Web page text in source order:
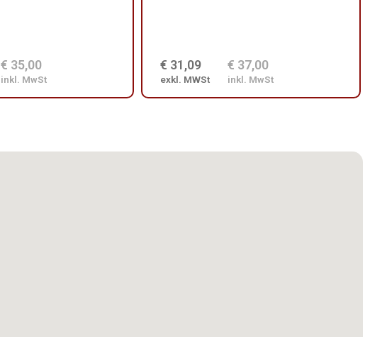
€ 35,00
inkl. MwSt
€ 31,09
exkl. MWSt
€ 37,00
inkl. MwSt